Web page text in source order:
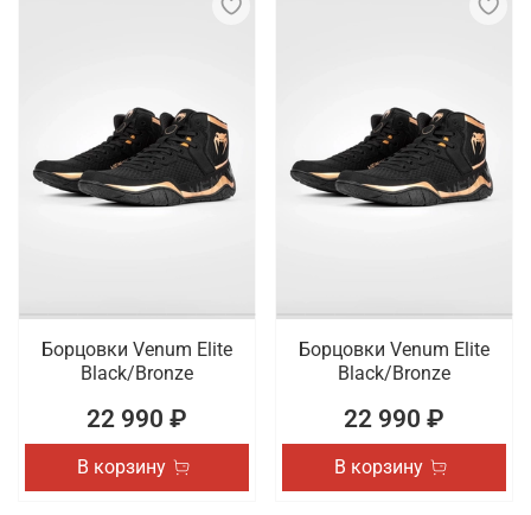
Борцовки Venum Elite
Black/Bronze
22 990 ₽
В корзину
Борцовки Venum Elite
Black/Bronze
22 990 ₽
В корзину